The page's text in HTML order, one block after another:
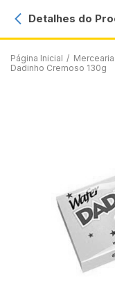
Página Inicial / Mercearia
Dadinho Cremoso 130g
Detalhes do